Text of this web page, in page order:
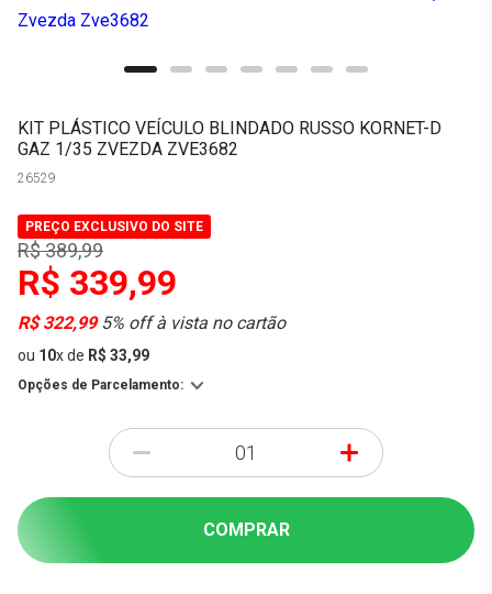
KIT PLÁSTICO VEÍCULO BLINDADO RUSSO KORNET-D
GAZ 1/35 ZVEZDA ZVE3682
26529
PREÇO EXCLUSIVO DO SITE
R$ 389,99
R$ 339,99
R$ 322,995% off à vista no cartão
ou 10xde R$ 33,99
Opções de Parcelamento:
- +
COMPRAR